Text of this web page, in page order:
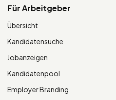
Für Arbeitgeber
Übersicht
Kandidatensuche
Jobanzeigen
Kandidatenpool
Employer Branding